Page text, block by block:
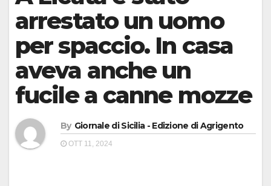
arrestato un uomo
per spaccio. In casa
aveva anche un
fucile a canne mozze
By Giornale di Sicilia - Edizione di Agrigento
OTT 11, 2024